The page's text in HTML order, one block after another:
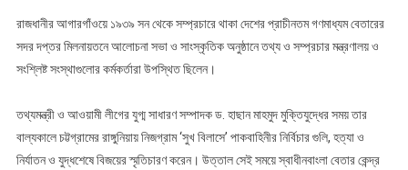
রাজধানীর আগারগাঁওয়ে ১৯৩৯ সন থেকে সম্প্রচারে থাকা দেশের প্রাচীনতম গণমাধ্যম বেতারের
সদর দপ্তর মিলনায়তনে আলোচনা সভা ও সাংস্কৃতিক অনুষ্ঠানে তথ্য ও সম্প্রচার মন্ত্রণালয় ও
সংশ্লিষ্ট সংস্থাগুলোর কর্মকর্তারা উপস্থিত ছিলেন।
তথ্যমন্ত্রী ও আওয়ামী লীগের যুগ্ম সাধারণ সম্পাদক ড. হাছান মাহমুদ মুক্তিযুদ্ধের সময় তার
বাল্যকালে চট্টগ্রামের রাঙ্গুনিয়ায় নিজগ্রাম ‘সুখ বিলাসে’ পাকবাহিনীর নির্বিচার গুলি, হত্যা ও
নির্যাতন ও যুদ্ধশেষে বিজয়ের স্মৃতিচারণ করেন। উত্তাল সেই সময়ে স্বাধীনবাংলা বেতার কেন্দ্র